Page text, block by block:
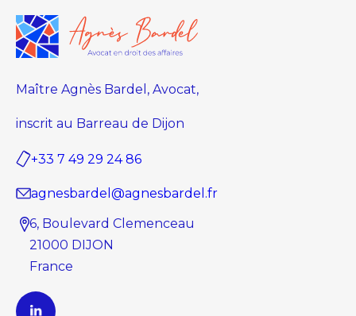
Maître Agnès Bardel, Avocat,
inscrit au Barreau de Dijon
+33 7 49 29 24 86
agnesbardel@agnesbardel.fr
6, Boulevard Clemenceau
21000 DIJON
France